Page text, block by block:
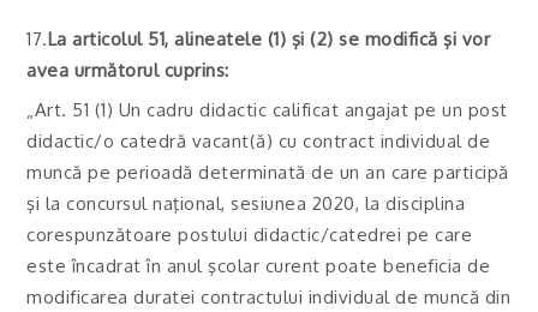
17.La articolul 51, alineatele (1) şi (2) se modifică şi vor
avea următorul cuprins:
„Art. 51 (1) Un cadru didactic calificat angajat pe un post
didactic/o catedră vacant(ă) cu contract individual de
muncă pe perioadă determinată de un an care participă
şi la concursul naţional, sesiunea 2020, la disciplina
corespunzătoare postului didactic/catedrei pe care
este încadrat în anul şcolar curent poate beneficia de
modificarea duratei contractului individual de muncă din